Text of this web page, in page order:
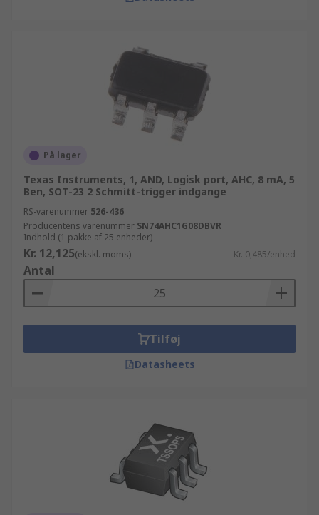
På lager
Texas Instruments, 1, AND, Logisk port, AHC, 8 mA, 5
Ben, SOT-23 2 Schmitt-trigger indgange
RS-varenummer 526-436
Producentens varenummer SN74AHC1G08DBVR
Indhold (1 pakke af 25 enheder)
Kr. 12,125(ekskl. moms) Kr. 0,485/enhed
Antal
Tilføj
Datasheets